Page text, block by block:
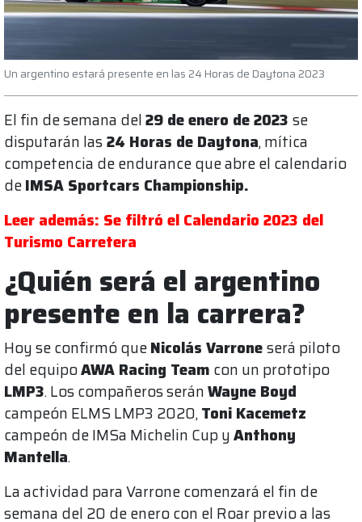
Un argentino estará presente en las 24 Horas de Daytona 2023
El fin de semana del29 de enero de 2023 se
disputarán las24 Horas de Daytona, mítica
competencia de endurance que abre el calendario
deIMSA Sportcars Championship.
Leer además: Se filtró el Calendario 2023 del
Turismo Carretera
¿Quién será el argentino
presente en la carrera?
Hoy se confirmó queNicolás Varroneserá piloto
del equipoAWA Racing Team con un prototipo
LMP3. Los compañeros seránWayne Boyd
campeón ELMS LMP3 2020,Toni Kacemetz
campeón de IMSa Michelin Cup yAnthony
Mantella.
La actividad para Varrone comenzará el fin de
semana del 20 de enero con el Roar previo a las